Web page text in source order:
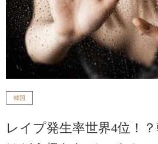
韓国
レイプ発生率世界4位！